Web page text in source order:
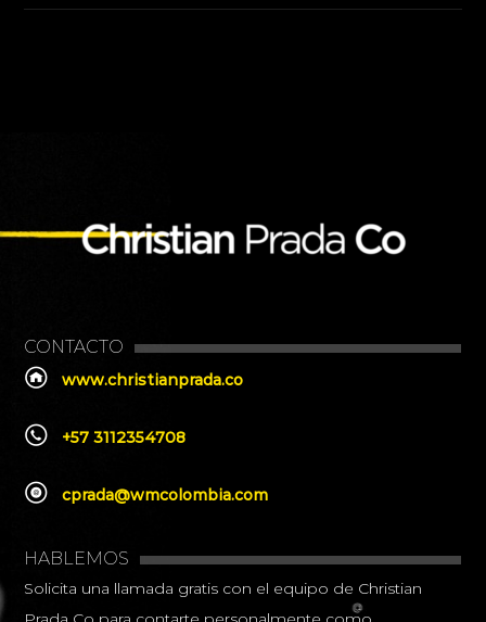
CONTACTO
www.christianprada.co
+57 3112354708
cprada@wmcolombia.com
HABLEMOS
Solicita una llamada gratis con el equipo de Christian